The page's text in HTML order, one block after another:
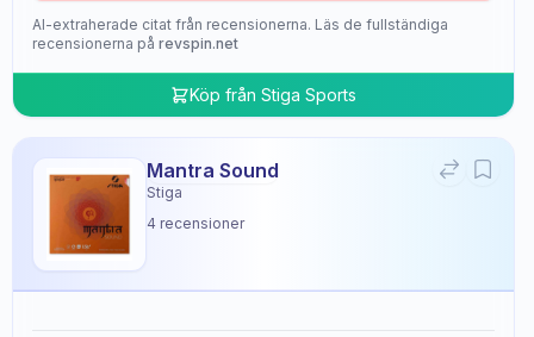
AI-extraherade citat från recensionerna. Läs de fullständiga
recensionerna på revspin.net
Köp från Stiga Sports
Mantra Sound
Stiga
4 recensioner